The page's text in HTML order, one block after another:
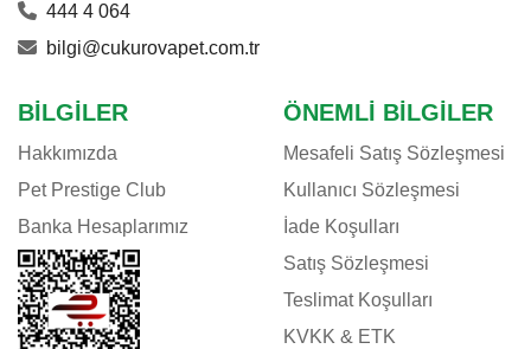
444 4 064
bilgi@cukurovapet.com.tr
BILGILER
Hakkımızda
Pet Prestige Club
Banka Hesaplarımız
ÖNEMLI BILGILER
Mesafeli Satış Sözleşmesi
Kullanıcı Sözleşmesi
İade Koşulları
Satış Sözleşmesi
Teslimat Koşulları
KVKK & ETK